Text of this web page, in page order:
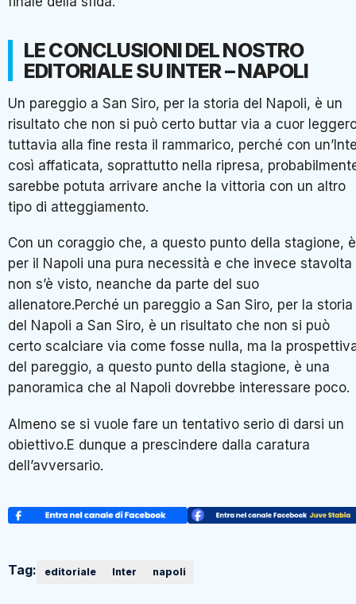
LE CONCLUSIONI DEL NOSTRO
EDITORIALE SU INTER – NAPOLI
Un pareggio a San Siro, per la storia del Napoli, è un
risultato che non si può certo buttar via a cuor
tuttavia alla fine resta il rammarico, perché con
così affaticata, soprattutto nella ripresa,
sarebbe potuta arrivare anche la vittoria con un altro
tipo di atteggiamento.
Con un coraggio che, a questo punto della stagione, è
per il Napoli una pura necessità e che invece stavolta
non s’è visto, neanche da parte del suo
allenatore.Perché un pareggio a San Siro, per la storia
del Napoli a San Siro, è un risultato che non si può
certo scalciare via come fosse nulla, ma la
del pareggio, a questo punto della stagione, è una
panoramica che al Napoli dovrebbe interessare poco.
Almeno se si vuole fare un tentativo serio di darsi un
obiettivo.E dunque a prescindere dalla caratura
dell’avversario.
Tag: editoriale Inter napoli